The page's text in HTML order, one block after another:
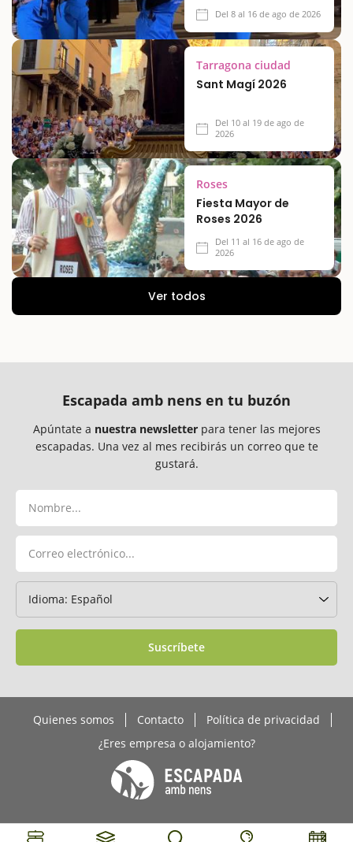
Del 8 al 16 de ago de 2026
Tarragona ciudad
Sant Magí 2026
Del 10 al 19 de ago de
2026
Roses
Fiesta Mayor de
Roses 2026
Del 11 al 16 de ago de
2026
Ver todos
Escapada amb nens en tu buzón
Apúntate a nuestra newsletterpara tener las mejores
escapadas. Una vez al mes recibirás un correo que te
gustará.
Suscríbete
Quienes somos Contacto
Política de privacidad
¿Eres empresa o alojamiento?